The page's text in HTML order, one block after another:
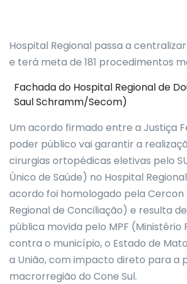
Hospital Regional passa a
e terá meta de 181 procedimentos
Fachada do Hospital Regional de
Saul Schramm/Secom)
Um acordo firmado entre a Justiça
poder público vai garantir a
cirurgias ortopédicas eletivas pelo
Único de Saúde) no Hospital
acordo foi homologado pela
Regional de Conciliação) e resulta
pública movida pelo MPF (Ministério
contra o município, o Estado de
a União, com impacto direto para a
macrorregião do Cone Sul.